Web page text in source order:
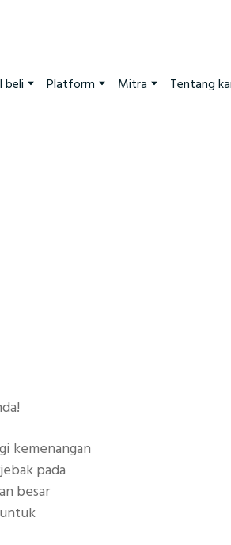
beli Platform Mitra Tentang
kemenangan
pada
besar